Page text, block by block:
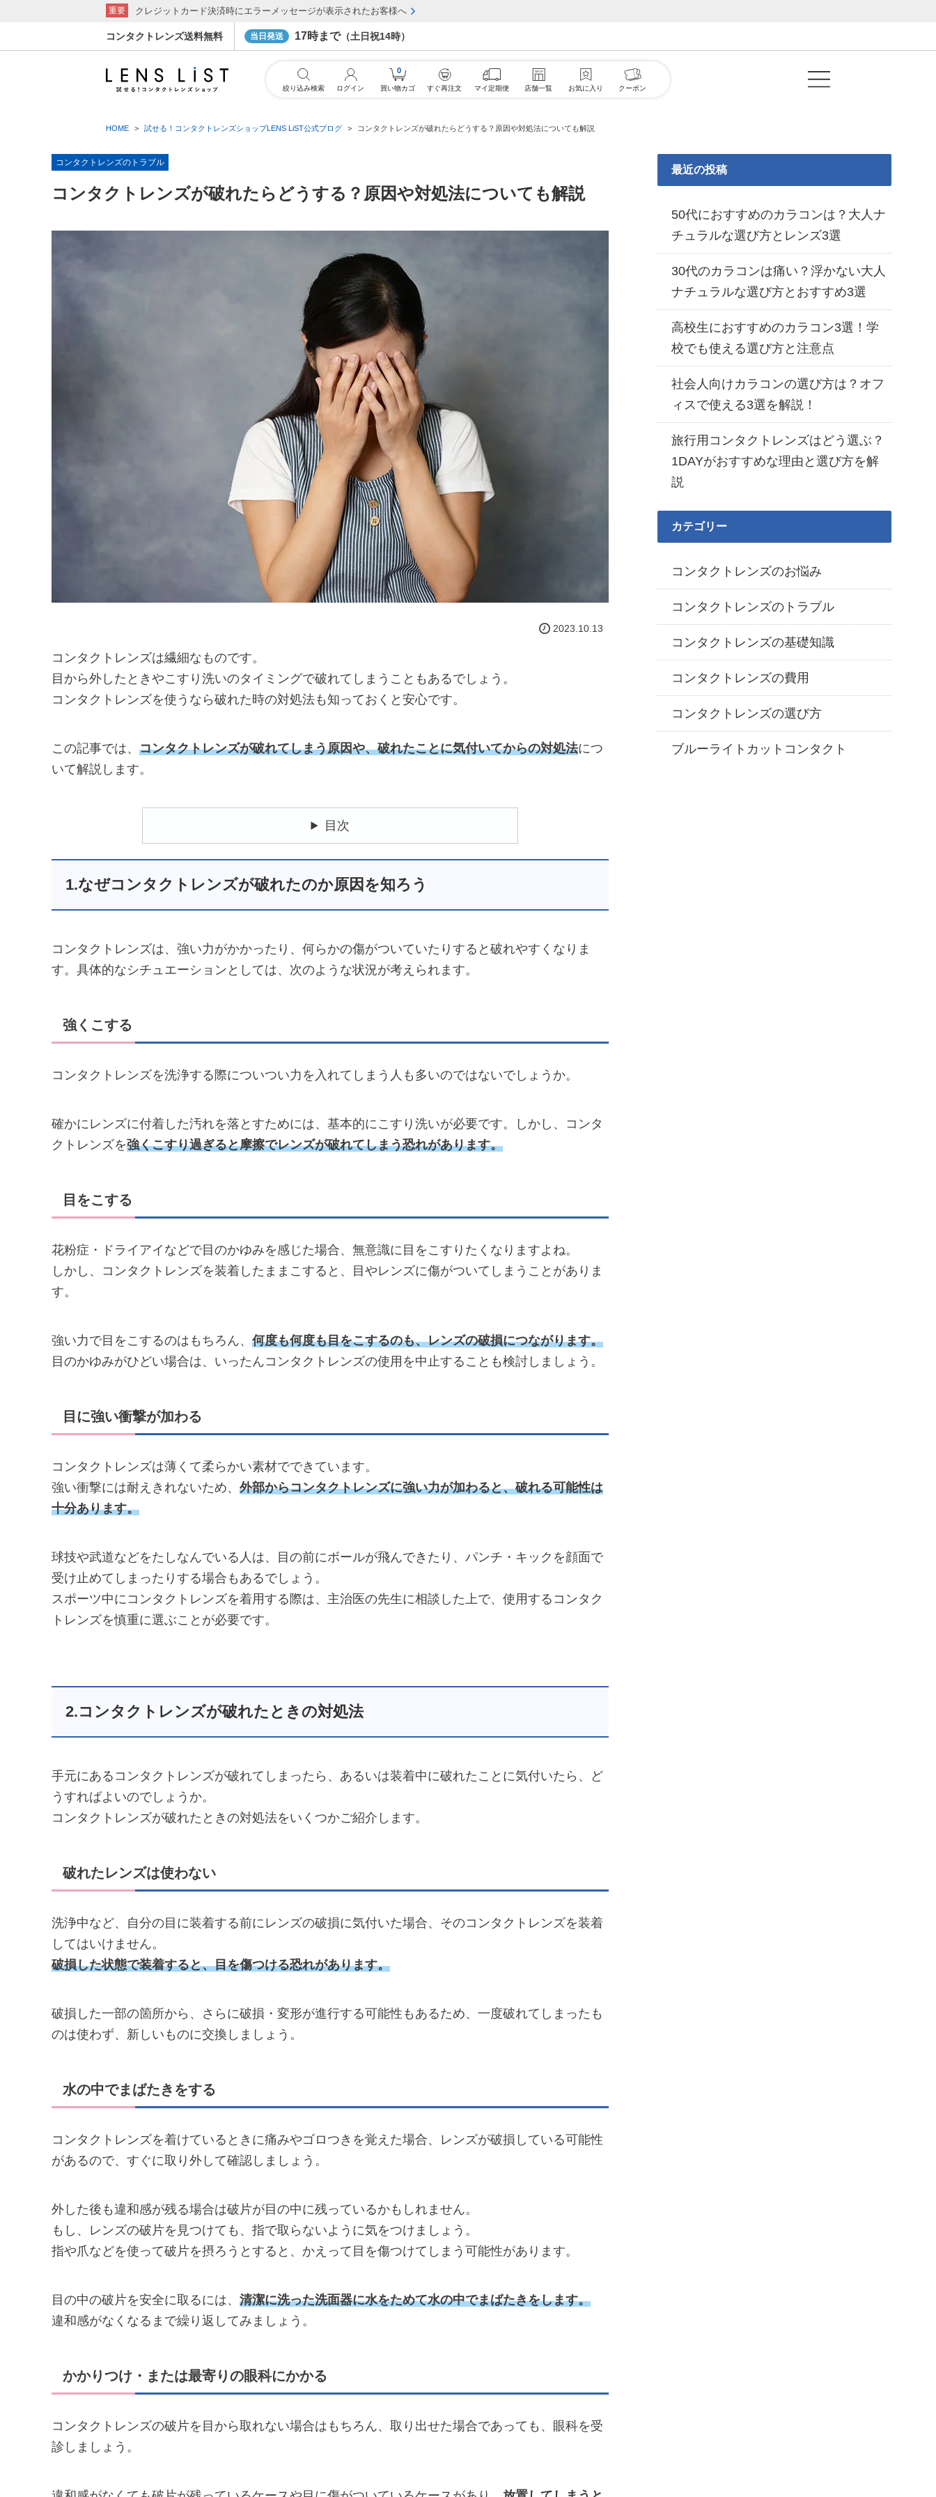
コンタクトレンズ送料無料 当日発送 17時まで（土日祝14時）
重要 クレジットカード決済時にエラーメッセージが表示されたお客様へ
HOME 試せる！コンタクトレンズショップLENS LiST公式ブログ コンタクトレンズが破れたらどうする？原因や対処法についても解説
コンタクトレンズのトラブル
コンタクトレンズが破れたらどうする？原因や対処法についても解説
2023.10.13
コンタクトレンズは繊細なものです。
目から外したときやこすり洗いのタイミングで破れてしまうこともあるでしょう。
コンタクトレンズを使うなら破れた時の対処法も知っておくと安心です。
この記事では、 コンタクトレンズが破れてしまう原因や、破れたことに気付いてからの対処法につ
いて解説します。
目次
1.なぜコンタクトレンズが破れたのか原因を知ろう
コンタクトレンズは、強い力がかかったり、何らかの傷がついていたりすると破れやすくなりま
す。具体的なシチュエーションとしては、次のような状況が考えられます。
強くこする
コンタクトレンズを洗浄する際についつい力を入れてしまう人も多いのではないでしょうか。
確かにレンズに付着した汚れを落とすためには、基本的にこすり洗いが必要です。しかし、コンタ
クトレンズを強くこすり過ぎると摩擦でレンズが破れてしまう恐れがあります。
目をこする
花粉症・ドライアイなどで目のかゆみを感じた場合、無意識に目をこすりたくなりますよね。
しかし、コンタクトレンズを装着したままこすると、目やレンズに傷がついてしまうことがありま
す。
強い力で目をこするのはもちろん、 何度も何度も目をこするのも、レンズの破損につながります。
目のかゆみがひどい場合は、いったんコンタクトレンズの使用を中止することも検討しましょう。
目に強い衝撃が加わる
コンタクトレンズは薄くて柔らかい素材でできています。
強い衝撃には耐えきれないため、 外部からコンタクトレンズに強い力が加わると、破れる可能性は
十分あります。
球技や武道などをたしなんでいる人は、目の前にボールが飛んできたり、パンチ・キックを顔面で
受け止めてしまったりする場合もあるでしょう。
スポーツ中にコンタクトレンズを着用する際は、主治医の先生に相談した上で、使用するコンタク
トレンズを慎重に選ぶことが必要です。
2.コンタクトレンズが破れたときの対処法
手元にあるコンタクトレンズが破れてしまったら、あるいは装着中に破れたことに気付いたら、ど
うすればよいのでしょうか。
コンタクトレンズが破れたときの対処法をいくつかご紹介します。
破れたレンズは使わない
洗浄中など、自分の目に装着する前にレンズの破損に気付いた場合、そのコンタクトレンズを装着
してはいけません。
破損した状態で装着すると、目を傷つける恐れがあります。
破損した一部の箇所から、さらに破損・変形が進行する可能性もあるため、一度破れてしまったも
のは使わず、新しいものに交換しましょう。
水の中でまばたきをする
コンタクトレンズを着けているときに痛みやゴロつきを覚えた場合、レンズが破損している可能性
があるので、すぐに取り外して確認しましょう。
外した後も違和感が残る場合は破片が目の中に残っているかもしれません。
もし、レンズの破片を見つけても、指で取らないように気をつけましょう。
指や爪などを使って破片を摂ろうとすると、かえって目を傷つけてしまう可能性があります。
目の中の破片を安全に取るには、 清潔に洗った洗面器に水をためて水の中でまばたきをします。
違和感がなくなるまで繰り返してみましょう。
かかりつけ・または最寄りの眼科にかかる
コンタクトレンズの破片を目から取れない場合はもちろん、取り出せた場合であっても、眼科を受
診しましょう。
最近の投稿
50代におすすめのカラコンは？大人ナ
チュラルな選び方とレンズ3選
30代のカラコンは痛い？浮かない大人
ナチュラルな選び方とおすすめ3選
高校生におすすめのカラコン3選！学
校でも使える選び方と注意点
社会人向けカラコンの選び方は？オフ
ィスで使える3選を解説！
旅行用コンタクトレンズはどう選ぶ？
1DAYがおすすめな理由と選び方を解
説
カテゴリー
コンタクトレンズのお悩み
コンタクトレンズのトラブル
コンタクトレンズの基礎知識
コンタクトレンズの費用
コンタクトレンズの選び方
ブルーライトカットコンタクト
絞り込み検索 ログイン
0
買い物カゴ すぐ再注文 マイ定期便 店舗一覧 お気に入り クーポン